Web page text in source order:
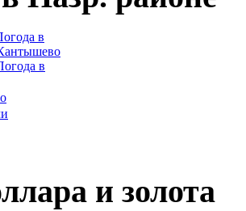
в
в
и золота